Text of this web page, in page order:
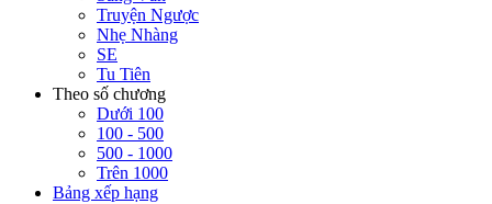
Truyện Ngược
Nhẹ Nhàng
SE
Tu Tiên
Theo số chương
Dưới 100
100 - 500
500 - 1000
Trên 1000
Bảng xếp hạng